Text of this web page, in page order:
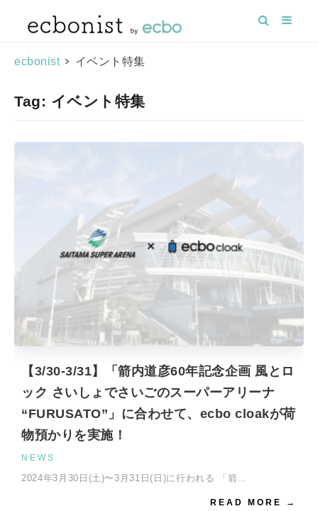
ecbonist > イベント特集
Tag: イベント特集
【3/30-3/31】「箭内道彦60年記念企画 風とロ
ック さいしょでさいごのスーパーアリーナ
“FURUSATO”」に合わせて、ecbo cloakが荷
物預かりを実施！
NEWS
2024年3月30日(土)〜3月31日(日)に行われる 「箭…
READ MORE →